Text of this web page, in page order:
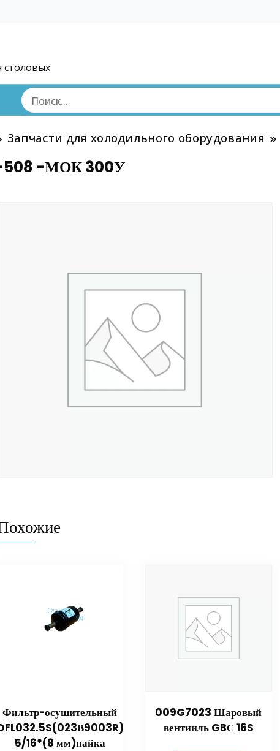
столовых
Запчасти для холодильного оборудования
508 -МОК 300У
Фильтр-осушительный
5/16*(8 мм)пайка
009G7023 Шаровый
вентииль GBС 16S